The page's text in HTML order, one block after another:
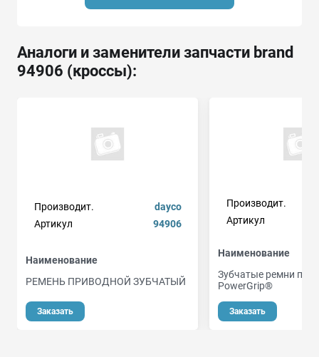
Аналоги и заменители запчасти brand
94906 (кроссы):
Производит.
dayco
Артикул
94906
Наименование
РЕМЕНЬ ПРИВОДНОЙ ЗУБЧАТЫЙ
Заказать
Производит.
Артикул
Наименование
Зубчатые ремни
PowerGrip®
Заказать